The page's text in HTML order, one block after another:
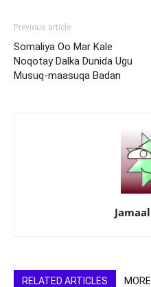
Previous article
Somaliya Oo Mar Kale
Noqotay Dalka Dunida Ugu
Musuq-maasuqa Badan
RELATED ARTICLES